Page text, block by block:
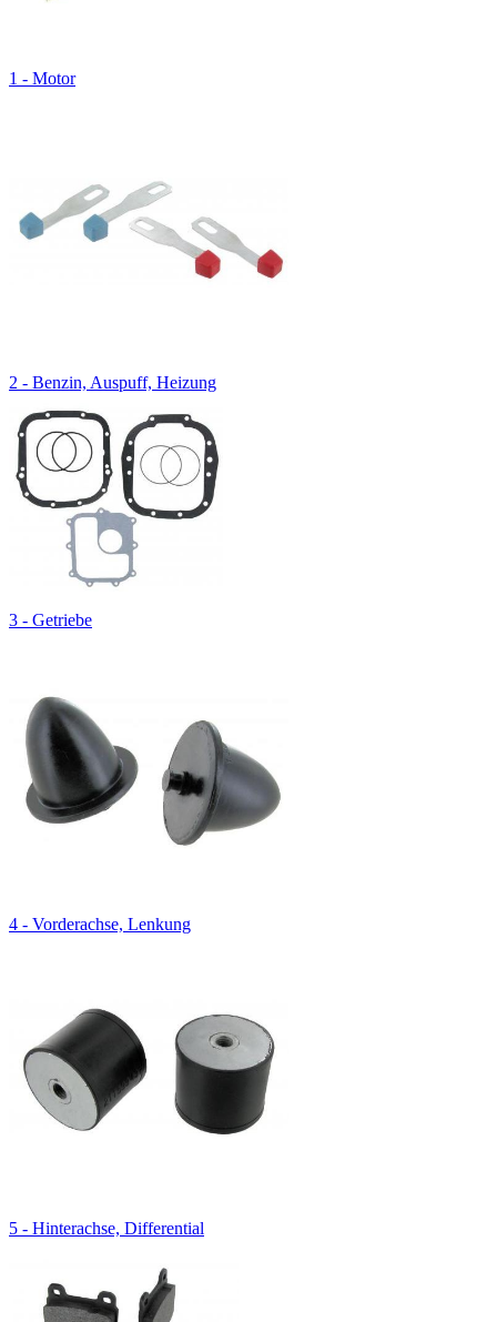
1 - Motor
2 - Benzin, Auspuff, Heizung
3 - Getriebe
4 - Vorderachse, Lenkung
5 - Hinterachse, Differential